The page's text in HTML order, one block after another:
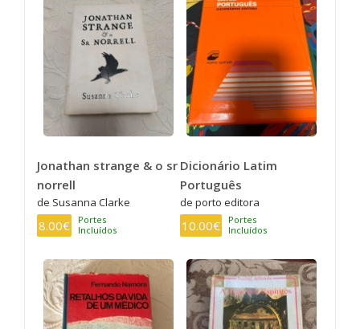
Jonathan strange & o sr
norrell
de Susanna Clarke
8.00€
Portes
Incluídos
Dicionário Latim
Português
de porto editora
10.00€
Portes
Incluídos